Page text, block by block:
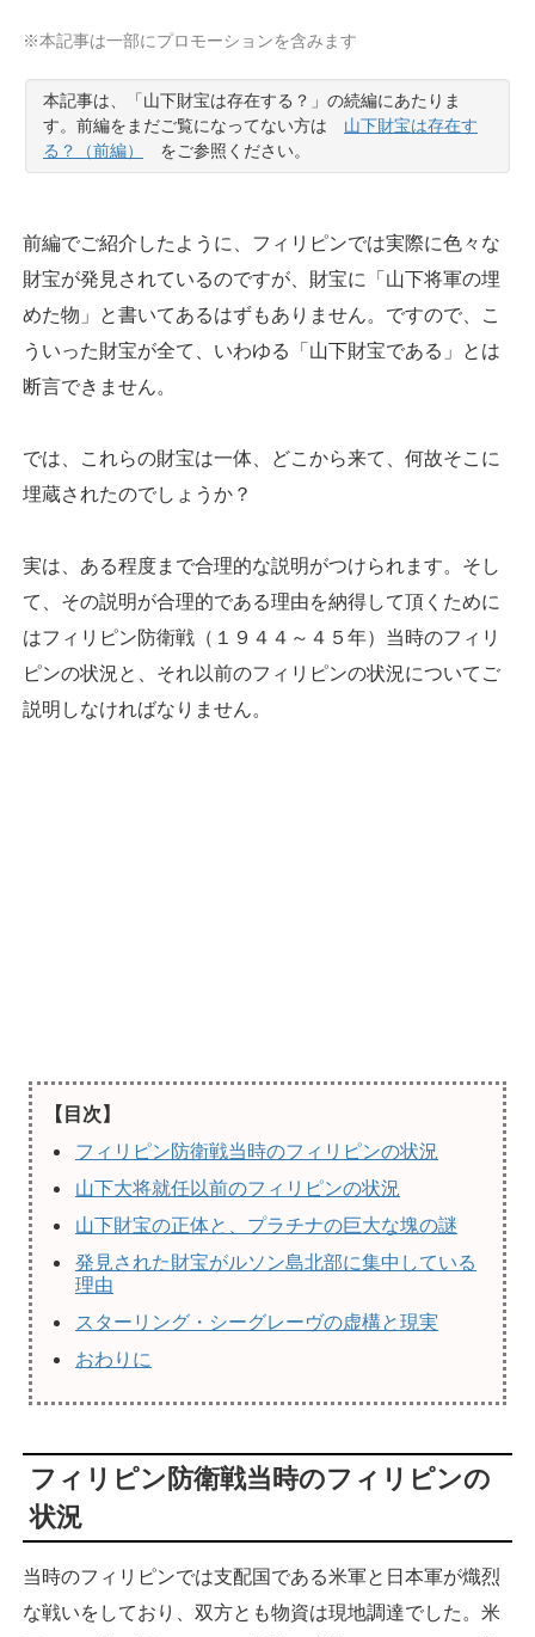
※本記事は一部にプロモーションを含みます
本記事は、「山下財宝は存在する？」の続編にあたりま
す。前編をまだご覧になってない方は 山下財宝は存在す
る？（前編）
をご参照ください。
前編でご紹介したように、フィリピンでは実際に色々な
財宝が発見されているのですが、財宝に「山下将軍の埋
めた物」と書いてあるはずもありません。ですので、こ
ういった財宝が全て、いわゆる「山下財宝である」とは
断言できません。
では、これらの財宝は一体、どこから来て、何故そこに
埋蔵されたのでしょうか？
実は、ある程度まで合理的な説明がつけられます。そし
て、その説明が合理的である理由を納得して頂くために
はフィリピン防衛戦（１９４４～４５年）当時のフィリ
ピンの状況と、それ以前のフィリピンの状況についてご
説明しなければなりません。
【目次】
フィリピン防衛戦当時のフィリピンの状況
山下大将就任以前のフィリピンの状況
山下財宝の正体と、プラチナの巨大な塊の謎
発見された財宝がルソン島北部に集中している
理由
スターリング・シーグレーヴの虚構と現実
おわりに
フィリピン防衛戦当時のフィリピンの
状況
当時のフィリピンでは支配国である米軍と日本軍が熾烈
な戦いをしており、双方とも物資は現地調達でした。米